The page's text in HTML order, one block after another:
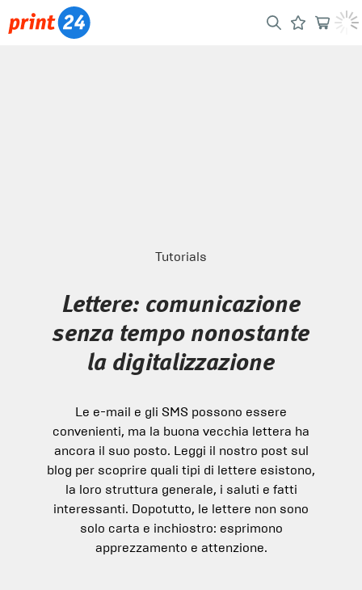
Tutorials
Lettere: comunicazione
senza tempo nonostante
la digitalizzazione
Le e-mail e gli SMS possono essere
convenienti, ma la buona vecchia lettera ha
ancora il suo posto. Leggi il nostro post sul
blog per scoprire quali tipi di lettere esistono,
la loro struttura generale, i saluti e fatti
interessanti. Dopotutto, le lettere non sono
solo carta e inchiostro: esprimono
apprezzamento e attenzione.